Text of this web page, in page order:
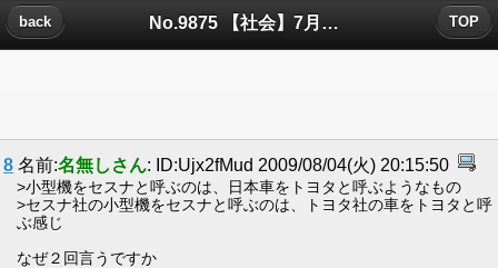
No.9875 【社会】7月の平均搭乗率が68.3% - 富士山静岡空港についたコメント
back TOP
8 名前:名無しさん: ID:Ujx2fMud 2009/08/04(火) 20:15:50
>小型機をセスナと呼ぶのは、日本車をトヨタと呼ぶようなもの
>セスナ社の小型機をセスナと呼ぶのは、トヨタ社の車をトヨタと呼
ぶ感じ
なぜ２回言うですか